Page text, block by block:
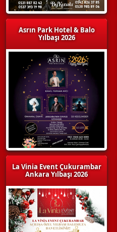
Asrın Park Hotel & Balo
Yılbaşı 2026
La Vinia Event Çukurambar
Ankara Yılbaşı 2026